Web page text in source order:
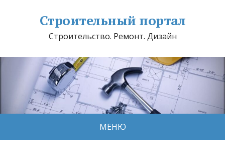
Строительный портал
Строительство. Ремонт. Дизайн
МЕНЮ